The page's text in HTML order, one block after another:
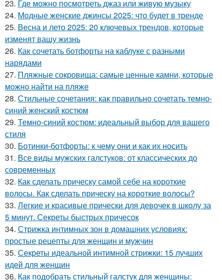
23. Где можно посмотреть джаз или живую музыку
24. Модные женские джинсы 2025: что будет в тренде
25. Весна и лето 2025: 20 ключевых трендов, которые
изменят вашу жизнь
26. Как сочетать ботфорты на каблуке с разными
нарядами
27. Пляжные сокровища: самые ценные камни, которые
можно найти на пляже
28. Стильные сочетания: как правильно сочетать темно-
синий женский костюм
29. Темно-синий костюм: идеальный выбор для вашего
стиля
30. Ботинки-ботфорты: к чему они и как их носить
31. Все виды мужских галстуков: от классических до
современных
32. Как сделать прическу самой себе на короткие
волосы. Как сделать прическу на короткие волосы?
33. Легкие и красивые прически для девочек в школу за
5 минут. Секреты быстрых причесок
34. Стрижка интимных зон в домашних условиях:
простые рецепты для женщин и мужчин
35. Секреты идеальной интимной стрижки: 15 лучших
идей для женщин
36. Как подобрать стильный галстук для женщины: